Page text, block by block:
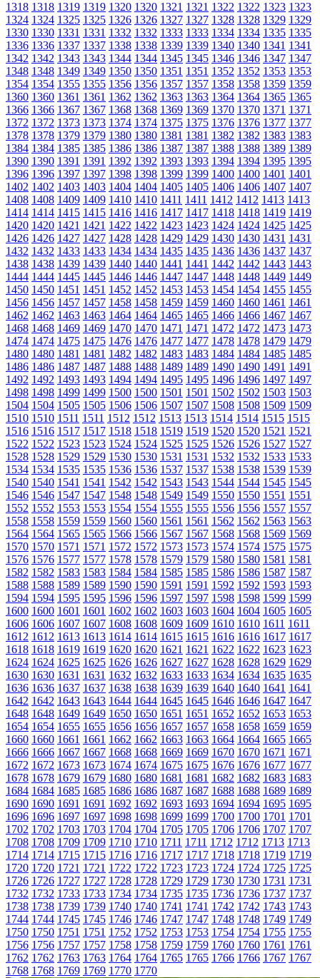
1318 1318 1319 1319 1320 1320 1321 1321 1322 1322 1323 1323
1324 1324 1325 1325 1326 1326 1327 1327 1328 1328 1329 1329
1330 1330 1331 1331 1332 1332 1333 1333 1334 1334 1335 1335
1336 1336 1337 1337 1338 1338 1339 1339 1340 1340 1341 1341
1342 1342 1343 1343 1344 1344 1345 1345 1346 1346 1347 1347
1348 1348 1349 1349 1350 1350 1351 1351 1352 1352 1353 1353
1354 1354 1355 1355 1356 1356 1357 1357 1358 1358 1359 1359
1360 1360 1361 1361 1362 1362 1363 1363 1364 1364 1365 1365
1366 1366 1367 1367 1368 1368 1369 1369 1370 1370 1371 1371
1372 1372 1373 1373 1374 1374 1375 1375 1376 1376 1377 1377
1378 1378 1379 1379 1380 1380 1381 1381 1382 1382 1383 1383
1384 1384 1385 1385 1386 1386 1387 1387 1388 1388 1389 1389
1390 1390 1391 1391 1392 1392 1393 1393 1394 1394 1395 1395
1396 1396 1397 1397 1398 1398 1399 1399 1400 1400 1401 1401
1402 1402 1403 1403 1404 1404 1405 1405 1406 1406 1407 1407
1408 1408 1409 1409 1410 1410 1411 1411 1412 1412 1413 1413
1414 1414 1415 1415 1416 1416 1417 1417 1418 1418 1419 1419
1420 1420 1421 1421 1422 1422 1423 1423 1424 1424 1425 1425
1426 1426 1427 1427 1428 1428 1429 1429 1430 1430 1431 1431
1432 1432 1433 1433 1434 1434 1435 1435 1436 1436 1437 1437
1438 1438 1439 1439 1440 1440 1441 1441 1442 1442 1443 1443
1444 1444 1445 1445 1446 1446 1447 1447 1448 1448 1449 1449
1450 1450 1451 1451 1452 1452 1453 1453 1454 1454 1455 1455
1456 1456 1457 1457 1458 1458 1459 1459 1460 1460 1461 1461
1462 1462 1463 1463 1464 1464 1465 1465 1466 1466 1467 1467
1468 1468 1469 1469 1470 1470 1471 1471 1472 1472 1473 1473
1474 1474 1475 1475 1476 1476 1477 1477 1478 1478 1479 1479
1480 1480 1481 1481 1482 1482 1483 1483 1484 1484 1485 1485
1486 1486 1487 1487 1488 1488 1489 1489 1490 1490 1491 1491
1492 1492 1493 1493 1494 1494 1495 1495 1496 1496 1497 1497
1498 1498 1499 1499 1500 1500 1501 1501 1502 1502 1503 1503
1504 1504 1505 1505 1506 1506 1507 1507 1508 1508 1509 1509
1510 1510 1511 1511 1512 1512 1513 1513 1514 1514 1515 1515
1516 1516 1517 1517 1518 1518 1519 1519 1520 1520 1521 1521
1522 1522 1523 1523 1524 1524 1525 1525 1526 1526 1527 1527
1528 1528 1529 1529 1530 1530 1531 1531 1532 1532 1533 1533
1534 1534 1535 1535 1536 1536 1537 1537 1538 1538 1539 1539
1540 1540 1541 1541 1542 1542 1543 1543 1544 1544 1545 1545
1546 1546 1547 1547 1548 1548 1549 1549 1550 1550 1551 1551
1552 1552 1553 1553 1554 1554 1555 1555 1556 1556 1557 1557
1558 1558 1559 1559 1560 1560 1561 1561 1562 1562 1563 1563
1564 1564 1565 1565 1566 1566 1567 1567 1568 1568 1569 1569
1570 1570 1571 1571 1572 1572 1573 1573 1574 1574 1575 1575
1576 1576 1577 1577 1578 1578 1579 1579 1580 1580 1581 1581
1582 1582 1583 1583 1584 1584 1585 1585 1586 1586 1587 1587
1588 1588 1589 1589 1590 1590 1591 1591 1592 1592 1593 1593
1594 1594 1595 1595 1596 1596 1597 1597 1598 1598 1599 1599
1600 1600 1601 1601 1602 1602 1603 1603 1604 1604 1605 1605
1606 1606 1607 1607 1608 1608 1609 1609 1610 1610 1611 1611
1612 1612 1613 1613 1614 1614 1615 1615 1616 1616 1617 1617
1618 1618 1619 1619 1620 1620 1621 1621 1622 1622 1623 1623
1624 1624 1625 1625 1626 1626 1627 1627 1628 1628 1629 1629
1630 1630 1631 1631 1632 1632 1633 1633 1634 1634 1635 1635
1636 1636 1637 1637 1638 1638 1639 1639 1640 1640 1641 1641
1642 1642 1643 1643 1644 1644 1645 1645 1646 1646 1647 1647
1648 1648 1649 1649 1650 1650 1651 1651 1652 1652 1653 1653
1654 1654 1655 1655 1656 1656 1657 1657 1658 1658 1659 1659
1660 1660 1661 1661 1662 1662 1663 1663 1664 1664 1665 1665
1666 1666 1667 1667 1668 1668 1669 1669 1670 1670 1671 1671
1672 1672 1673 1673 1674 1674 1675 1675 1676 1676 1677 1677
1678 1678 1679 1679 1680 1680 1681 1681 1682 1682 1683 1683
1684 1684 1685 1685 1686 1686 1687 1687 1688 1688 1689 1689
1690 1690 1691 1691 1692 1692 1693 1693 1694 1694 1695 1695
1696 1696 1697 1697 1698 1698 1699 1699 1700 1700 1701 1701
1702 1702 1703 1703 1704 1704 1705 1705 1706 1706 1707 1707
1708 1708 1709 1709 1710 1710 1711 1711 1712 1712 1713 1713
1714 1714 1715 1715 1716 1716 1717 1717 1718 1718 1719 1719
1720 1720 1721 1721 1722 1722 1723 1723 1724 1724 1725 1725
1726 1726 1727 1727 1728 1728 1729 1729 1730 1730 1731 1731
1732 1732 1733 1733 1734 1734 1735 1735 1736 1736 1737 1737
1738 1738 1739 1739 1740 1740 1741 1741 1742 1742 1743 1743
1744 1744 1745 1745 1746 1746 1747 1747 1748 1748 1749 1749
1750 1750 1751 1751 1752 1752 1753 1753 1754 1754 1755 1755
1756 1756 1757 1757 1758 1758 1759 1759 1760 1760 1761 1761
1762 1762 1763 1763 1764 1764 1765 1765 1766 1766 1767 1767
1768 1768 1769 1769 1770 1770